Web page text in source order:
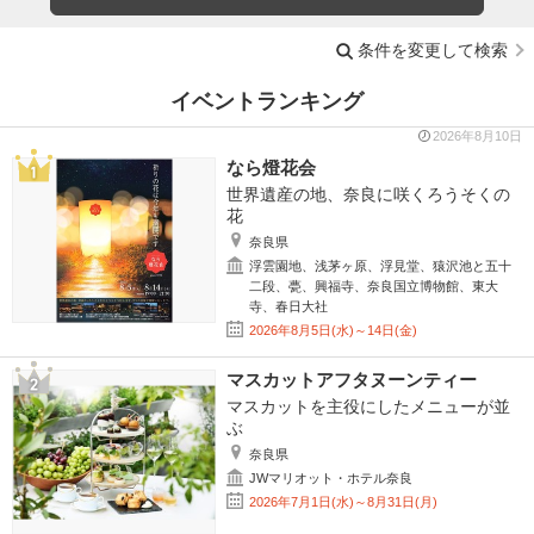
条件を変更して検索
イベントランキング
2026年8月10日
なら燈花会
世界遺産の地、奈良に咲くろうそくの
花
奈良県
浮雲園地、浅茅ヶ原、浮見堂、猿沢池と五十
二段、甍、興福寺、奈良国立博物館、東大
寺、春日大社
2026年8月5日(水)～14日(金)
マスカットアフタヌーンティー
マスカットを主役にしたメニューが並
ぶ
奈良県
JWマリオット・ホテル奈良
2026年7月1日(水)～8月31日(月)